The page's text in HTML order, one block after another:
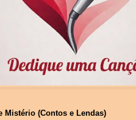
Mistério (Contos e Lendas)